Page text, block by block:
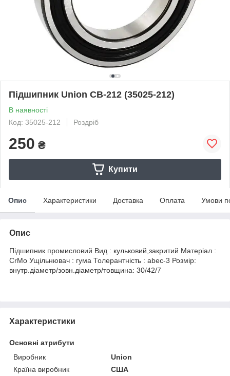
Підшипник Union CB-212 (35025-212)
В наявності
Код: 35025-212
Роздріб
250 ₴
Купити
Опис Характеристики Доставка Оплата Умови
Опис
Підшипник промисловий Вид : кульковий,закритий Матеріал :
CrMo Ущільнювач : гума Толерантність : abec-3 Розмір:
внутр.діаметр/зовн.діаметр/товщина: 30/42/7
Характеристики
Основні атрибути
Виробник
Union
Країна виробник
США